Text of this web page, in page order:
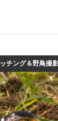
チング＆野鳥撮